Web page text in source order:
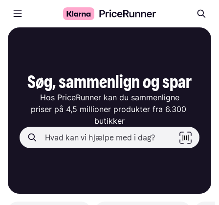
Søg, sammenlign og spar
Hos PriceRunner kan du sammenligne
priser på 4,5 millioner produkter fra 6.300
butikker